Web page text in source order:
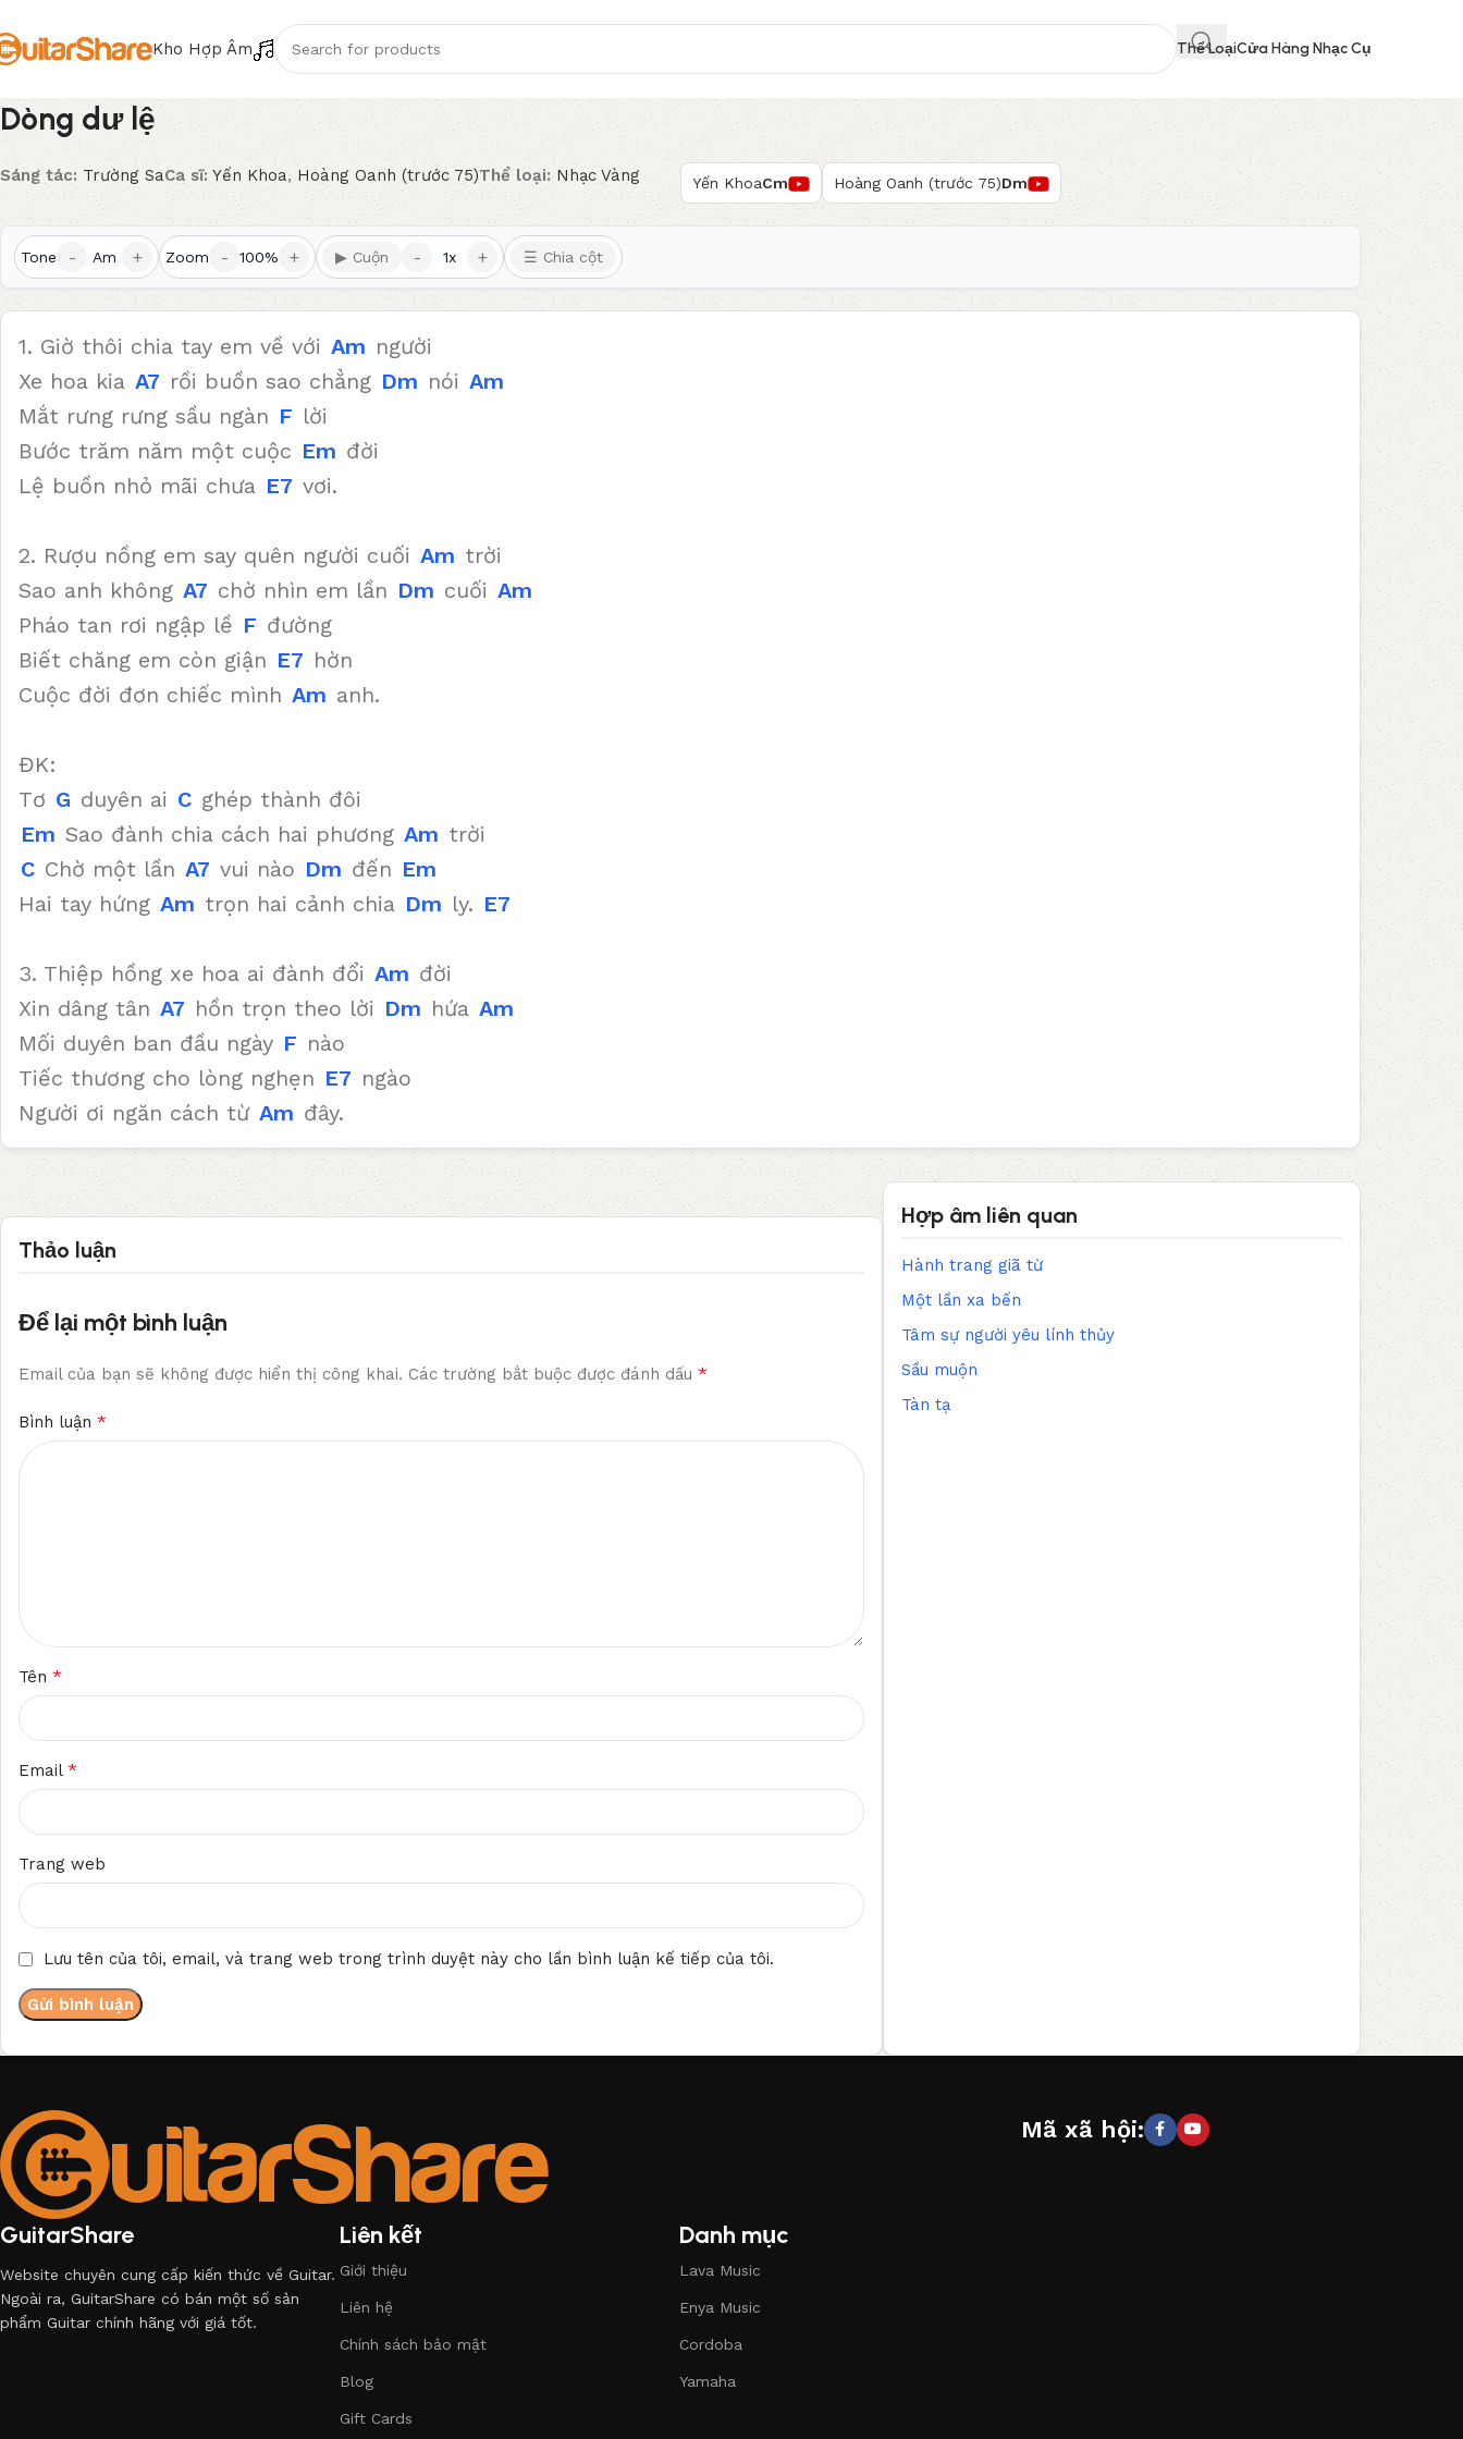
Kho Hợp Âm Thể LoạiCửa Hàng Nhạc Cụ
Dòng dư lệ
Sáng tác: Trường SaCa sĩ: Yến Khoa,Hoàng Oanh (trước 75)Thể loại: Nhạc Vàng Yến KhoaCm Hoàng Oanh (trước 75)Dm
Tone - Am + Zoom - 100% + ▶ Cuộn - 1x + ☰ Chia cột
1. Giờ thôi chia tay em về với Am người
Xe hoa kia A7 rồi buồn sao chẳng Dm nói Am
Mắt rưng rưng sầu ngàn F lời
Bước trăm năm một cuộc Em đời
Lệ buồn nhỏ mãi chưa E7 vơi.
2. Rượu nồng em say quên người cuối Am trời
Sao anh không A7 chờ nhìn em lần Dm cuối Am
Pháo tan rơi ngập lề F đường
Biết chăng em còn giận E7 hờn
Cuộc đời đơn chiếc mình Am anh.
ĐK:
Tơ G duyên ai C ghép thành đôi
Em Sao đành chia cách hai phương Am trời
C Chờ một lần A7 vui nào Dm đến Em
Hai tay hứng Am trọn hai cảnh chia Dm ly. E7
3. Thiệp hồng xe hoa ai đành đổi Am đời
Xin dâng tân A7 hồn trọn theo lời Dm hứa Am
Mối duyên ban đầu ngày F nào
Tiếc thương cho lòng nghẹn E7 ngào
Người ơi ngăn cách từ Am đây.
Thảo luận
Để lại một bình luận
Email của bạn sẽ không được hiển thị công khai. Các trường bắt buộc được đánh dấu *
Bình luận *
Tên *
Email *
Trang web
Lưu tên của tôi, email, và trang web trong trình duyệt này cho lần bình luận kế tiếp của tôi.
Hợp âm liên quan
Hành trang giã từ
Một lần xa bến
Tâm sự người yêu lính thủy
Sầu muộn
Tàn tạ
GuitarShare
Website chuyên cung cấp kiến thức về Guitar.
Ngoài ra, GuitarShare có bán một số sản
phẩm Guitar chính hãng với giá tốt.
Liên kết
Giới thiệu
Liên hệ
Chính sách bảo mật
Blog
Gift Cards
Danh mục
Lava Music
Enya Music
Cordoba
Yamaha
Mã xã hội: